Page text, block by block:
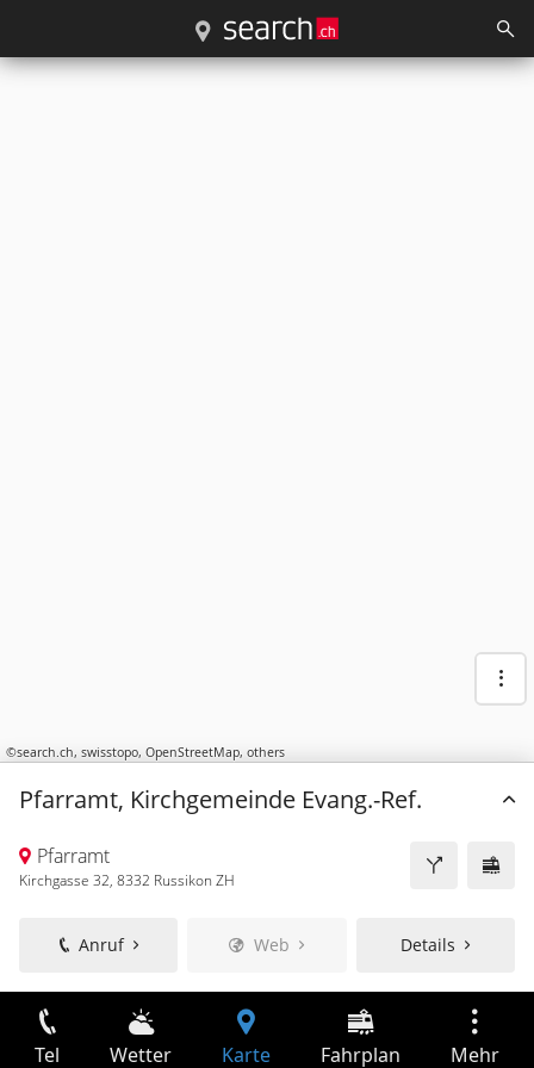
©search.ch, swisstopo, OpenStreetMap, others
Pfarramt, Kirchgemeinde Evang.-Ref.
Pfarramt
Kirchgasse 32, 8332 Russikon ZH
Anruf Web Details
Tel Wetter Karte Fahrplan Mehr